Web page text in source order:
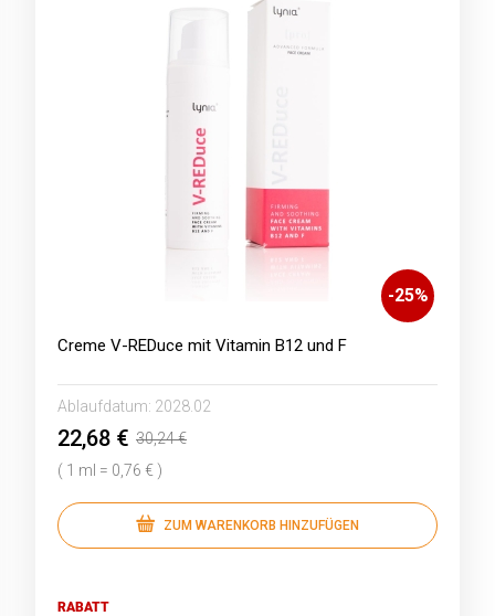
-25%
Creme V-REDuce mit Vitamin B12 und F
Ablaufdatum: 2028.02
22,68 € 30,24 €
( 1 ml = 0,76 € )
ZUM WARENKORB HINZUFÜGEN
RABATT